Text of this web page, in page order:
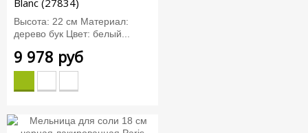
Blanc (27834)
Высота: 22 см Материал:
дерево бук Цвет: белый...
9 978 руб